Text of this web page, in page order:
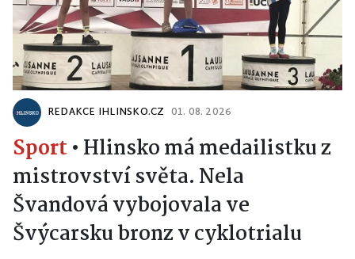
REDAKCE IHLINSKO.CZ 01. 08. 2026
Sport • Hlinsko má medailistku z
mistrovství světa. Nela
Švandová vybojovala ve
Švýcarsku bronz v cyklotrialu